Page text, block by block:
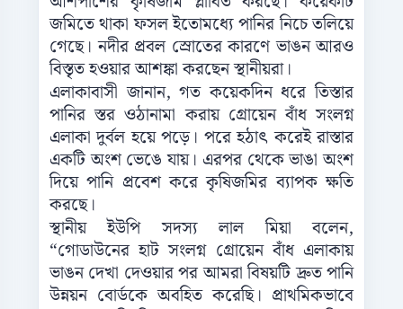
জমিতে থাকা ফসল ইতোমধ্যে পানির নিচে তলিয়ে
গেছে। নদীর প্রবল স্রোতের কারণে ভাঙন আরও
বিস্তৃত হওয়ার আশঙ্কা করছেন স্থানীয়রা।
এলাকাবাসী জানান, গত কয়েকদিন ধরে তিস্তার
পানির স্তর ওঠানামা করায় গ্রোয়েন বাঁধ সংলগ্ন
এলাকা দুর্বল হয়ে পড়ে। পরে হঠাৎ করেই রাস্তার
একটি অংশ ভেঙে যায়। এরপর থেকে ভাঙা অংশ
দিয়ে পানি প্রবেশ করে কৃষিজমির ব্যাপক ক্ষতি
করছে।
স্থানীয় ইউপি সদস্য লাল মিয়া বলেন,
“গোডাউনের হাট সংলগ্ন গ্রোয়েন বাঁধ এলাকায়
ভাঙন দেখা দেওয়ার পর আমরা বিষয়টি দ্রুত পানি
উন্নয়ন বোর্ডকে অবহিত করেছি। প্রাথমিকভাবে